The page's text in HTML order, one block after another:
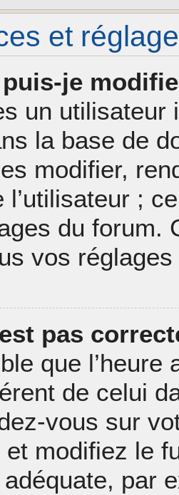
et
je
un
la base de
modifier,
l’utilisateur ;
du forum.
vos
pas
que
de celui
vous sur
et modifiez le
par